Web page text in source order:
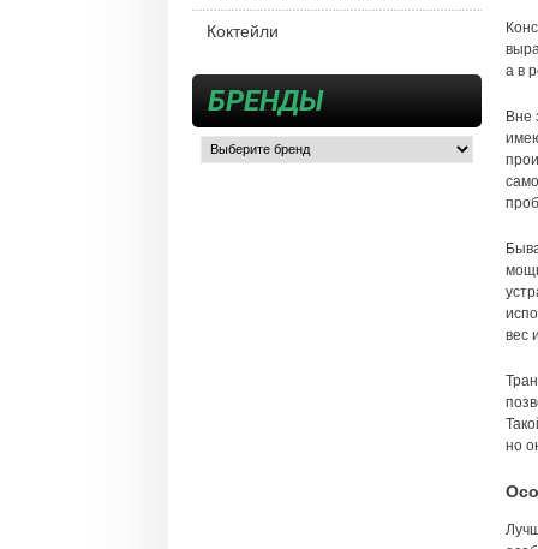
Коктейли
БРЕНДЫ
а в
Вне
вес
но